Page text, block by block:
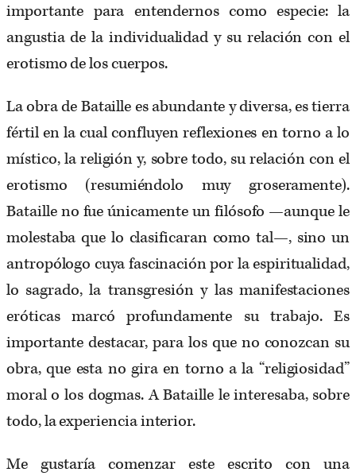
importante para entendernos como especie: la
angustia de la individualidad y su relación con el
erotismo de los cuerpos.
La obra de Bataille es abundante y diversa, es tierra
fértil en la cual confluyen reflexiones en torno a lo
místico, la religión y, sobre todo, su relación con el
erotismo (resumiéndolo muy groseramente).
Bataille no fue únicamente un filósofo —aunque le
molestaba que lo clasificaran como tal—, sino un
antropólogo cuya fascinación por la espiritualidad,
lo sagrado, la transgresión y las manifestaciones
eróticas marcó profundamente su trabajo. Es
importante destacar, para los que no conozcan su
obra, que esta no gira en torno a la “religiosidad”
moral o los dogmas. A Bataille le interesaba, sobre
todo, la experiencia interior.
Me gustaría comenzar este escrito con una